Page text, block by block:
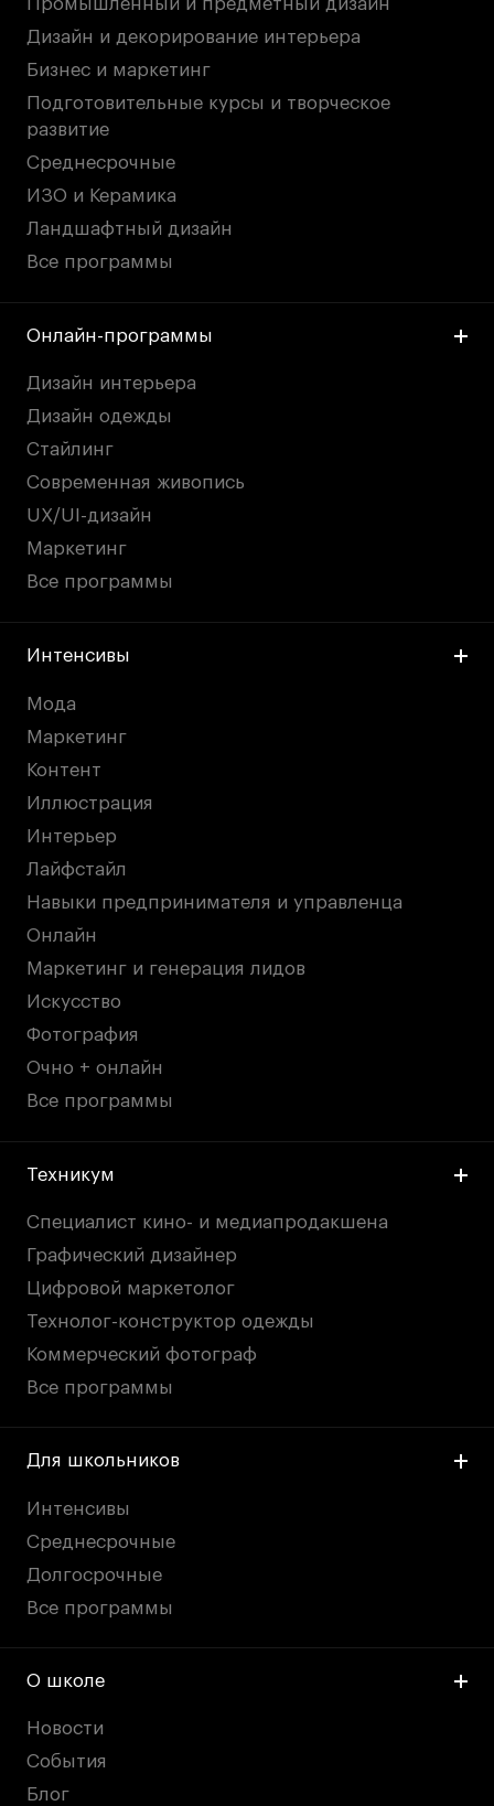
Дизайн и декорирование интерьера
Бизнес и маркетинг
Подготовительные курсы и творческое
развитие
Среднесрочные
ИЗО и Керамика
Ландшафтный дизайн
Все программы
Онлайн-программы
Дизайн интерьера
Дизайн одежды
Стайлинг
Современная живопись
UX/UI-дизайн
Маркетинг
Все программы
Интенсивы
Мода
Маркетинг
Контент
Иллюстрация
Интерьер
Лайфстайл
Навыки предпринимателя и управленца
Онлайн
Маркетинг и генерация лидов
Искусство
Фотография
Очно + онлайн
Все программы
Техникум
Специалист кино- и медиапродакшена
Графический дизайнер
Цифровой маркетолог
Технолог-конструктор одежды
Коммерческий фотограф
Все программы
Для школьников
Интенсивы
Среднесрочные
Долгосрочные
Все программы
О школе
Новости
События
Блог